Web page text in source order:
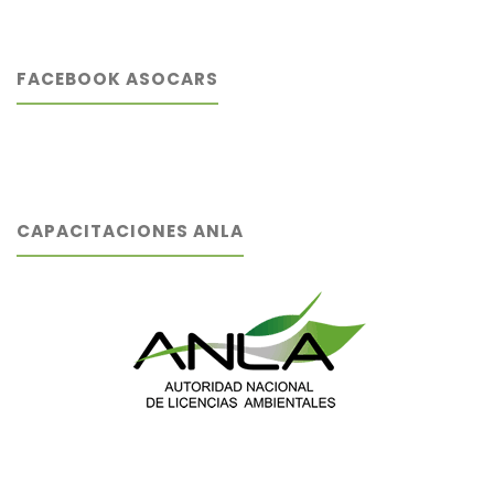
FACEBOOK ASOCARS
CAPACITACIONES ANLA